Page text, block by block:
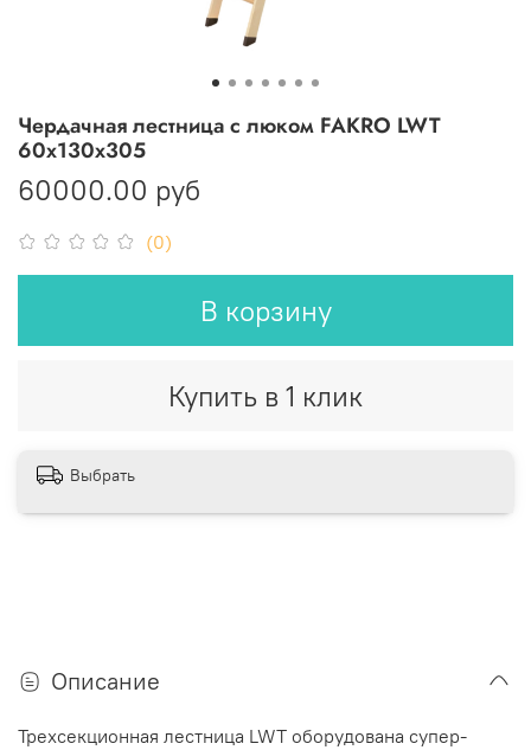
(0)
Чердачная лестница с люком FAKRO LWT
60х130х305
60000.00 руб
В корзину
Купить в 1 клик
Выбрать
Описание
Трехсекционная лестница LWT оборудована супер-